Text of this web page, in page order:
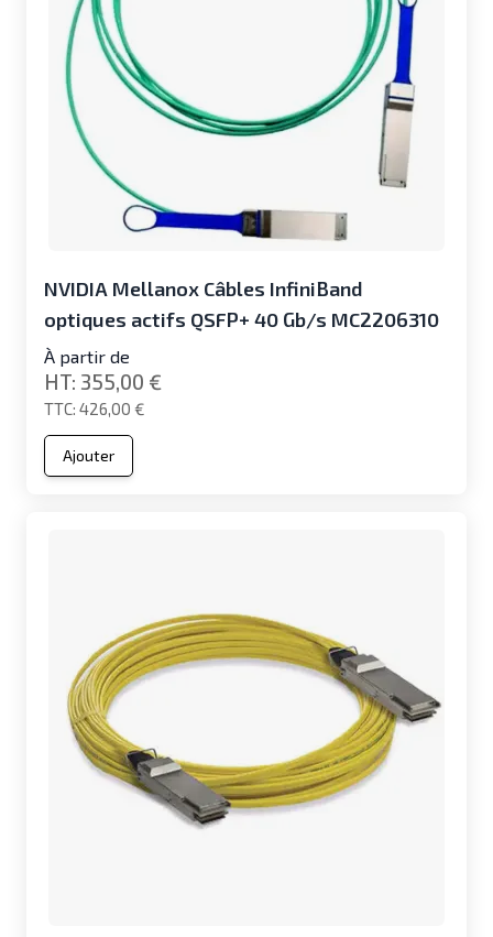
NVIDIA Mellanox Câbles InfiniBand
optiques actifs QSFP+ 40 Gb/s MC2206310
À partir de
426,00 €
355,00 €
Ajouter